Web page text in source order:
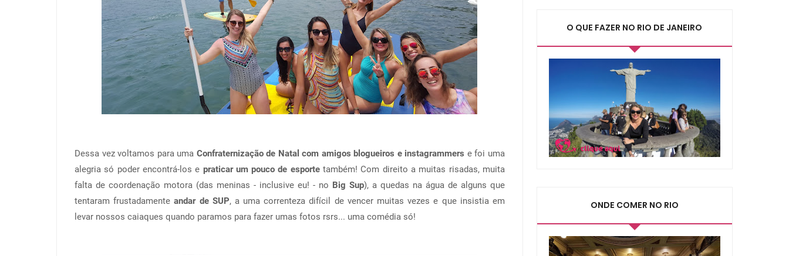
Dessa vez voltamos para uma Confraternização de Natal com amigos blogueiros e instagrammers e foi uma
alegria só poder encontrá-los e praticar um pouco de esportetambém! Com direito a muitas risadas, muita
falta de coordenação motora (das meninas - inclusive eu! - no Big Sup), a quedas na água de alguns que
tentaram frustadamente andar de SUP, a uma correnteza difícil de vencer muitas vezes e que insistia em
levar nossos caiaques quando paramos para fazer umas fotos rsrs... uma comédia só!
O QUE FAZER NO RIO DE JANEIRO
ONDE COMER NO RIO